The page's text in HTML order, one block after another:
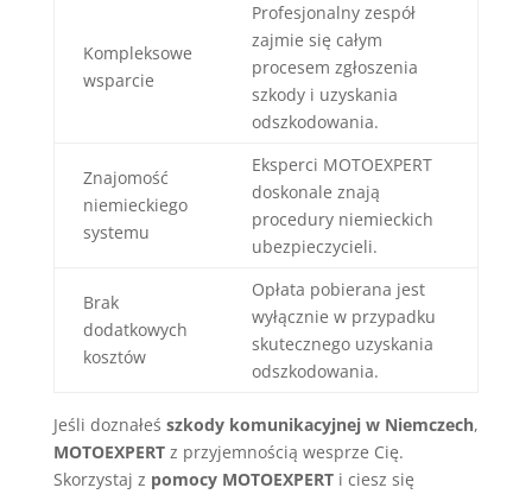
Kompleksowe
wsparcie
Profesjonalny zespół
zajmie się całym
procesem zgłoszenia
szkody i uzyskania
odszkodowania.
Znajomość
niemieckiego
systemu
Eksperci MOTOEXPERT
doskonale znają
procedury niemieckich
ubezpieczycieli.
Brak
dodatkowych
kosztów
Opłata pobierana jest
wyłącznie w przypadku
skutecznego uzyskania
odszkodowania.
Jeśli doznałeś szkody komunikacyjnej w Niemczech,
MOTOEXPERTz przyjemnością wesprze Cię.
Skorzystaj z pomocy MOTOEXPERTi ciesz się